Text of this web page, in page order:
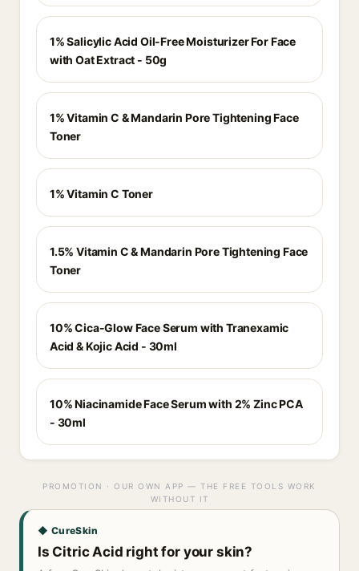
1% Salicylic Acid Oil-Free Moisturizer For Face
with Oat Extract - 50g
1% Vitamin C & Mandarin Pore Tightening Face
Toner
1% Vitamin C Toner
1.5% Vitamin C & Mandarin Pore Tightening Face
Toner
10% Cica-Glow Face Serum with Tranexamic
Acid & Kojic Acid - 30ml
10% Niacinamide Face Serum with 2% Zinc PCA
- 30ml
PROMOTION · OUR OWN APP — THE FREE TOOLS WORK
WITHOUT IT
◆ CureSkin
Is Citric Acid right for your skin?